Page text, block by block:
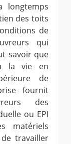
longtemps
des toits
de
qui
savoir que
la vie en
de
fournit
des
ou EPI
matériels
travailler